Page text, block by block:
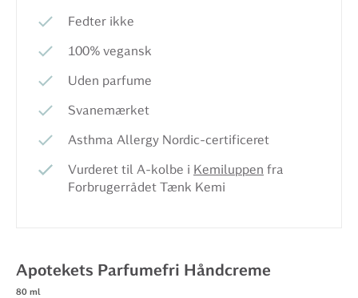
Fedter ikke
100% vegansk
Uden parfume
Svanemærket
Asthma Allergy Nordic-certificeret
Vurderet til A-kolbe i Kemiluppen fra
Forbrugerrådet Tænk Kemi
Apotekets Parfumefri Håndcreme
80 ml